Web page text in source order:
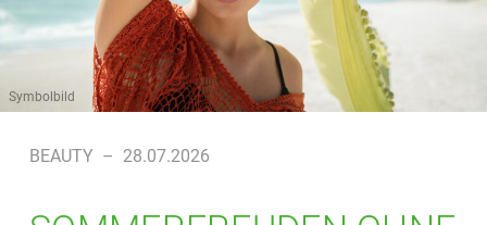
Symbolbild
BEAUTY – 28.07.2026